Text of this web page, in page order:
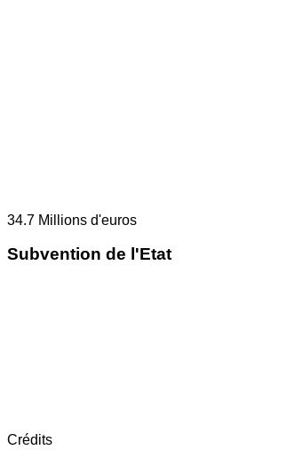
34.7 Millions d'euros
Subvention de l'Etat
Crédits